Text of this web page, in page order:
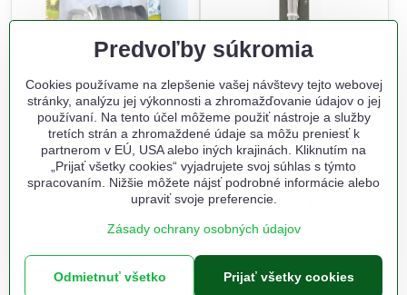
Lyžička na zmrzlinu
HOTEL SADA 6 ks krab
Na sklade odbojna.sk
Do košíka
Nož jedálenský HOTEL
sada 3ks blist
Na objednanie do 7-10 prac.
dní
5,36 €
Do košíka
Predvoľby súkromia
Cookies používame na zlepšenie vašej návštevy tejto webovej
stránky, analýzu jej výkonnosti a zhromažďovanie údajov o jej
používaní. Na tento účel môžeme použiť nástroje a služby
tretích strán a zhromaždené údaje sa môžu preniesť k
partnerom v EÚ, USA alebo iných krajinách. Kliknutím na
„Prijať všetky cookies“ vyjadrujete svoj súhlas s týmto
spracovaním. Nižšie môžete nájsť podrobné informácie alebo
upraviť svoje preferencie.
Zásady ochrany osobných údajov
Prijať všetky cookies
Odmietnuť všetko